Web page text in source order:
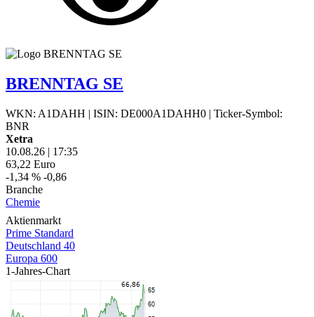
BRENNTAG SE
WKN: A1DAHH | ISIN: DE000A1DAHH0 | Ticker-Symbol:
BNR
Xetra
10.08.26 | 17:35
63,22 Euro
-1,34 % -0,86
Branche
Chemie
Aktienmarkt
Prime Standard
Deutschland 40
Europa 600
1-Jahres-Chart